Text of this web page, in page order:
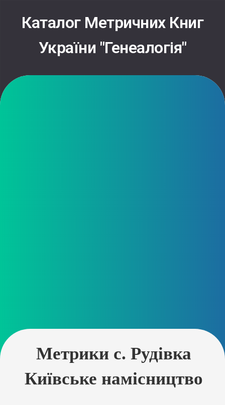
contentКаталог Метричних Книг
України "Генеалогія"
Метрики с. Рудівка
Київське намісництво